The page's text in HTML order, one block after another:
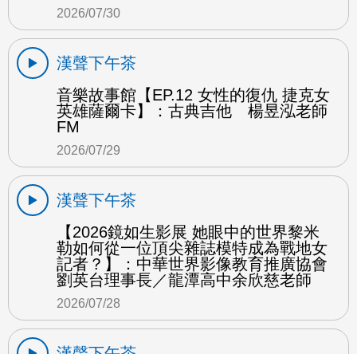
2026/07/30
漢聲下午茶
音樂故事館【EP.12 女性的復仇 捷克女
英雄薩爾卡】：古典吉他 楊昱泓老師
FM
2026/07/29
漢聲下午茶
【2026鏡如生影展 她眼中的世界黎米
勒如何從一位頂尖雜誌模特成為戰地女
記者？】：中華世界影像教育推廣協會
劉英台理事長／龍潭高中余欣慈老師
2026/07/28